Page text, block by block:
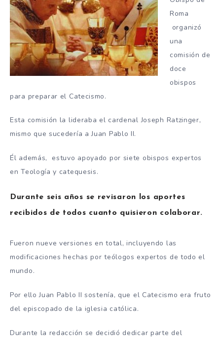
Roma
organizó
una
comisión de
doce
obispos
para preparar el Catecismo.
Esta comisión la lideraba el cardenal Joseph Ratzinger,
mismo que sucedería a Juan Pablo II.
Él además, estuvo apoyado por siete obispos expertos
en Teología y catequesis.
Durante seis años se revisaron los aportes
recibidos de todos cuanto quisieron colaborar.
Fueron nueve versiones en total, incluyendo las
modificaciones hechas por teólogos expertos de todo el
mundo.
Por ello Juan Pablo II sostenía, que el Catecismo era fruto
del episcopado de la iglesia católica.
Durante la redacción se decidió dedicar parte del